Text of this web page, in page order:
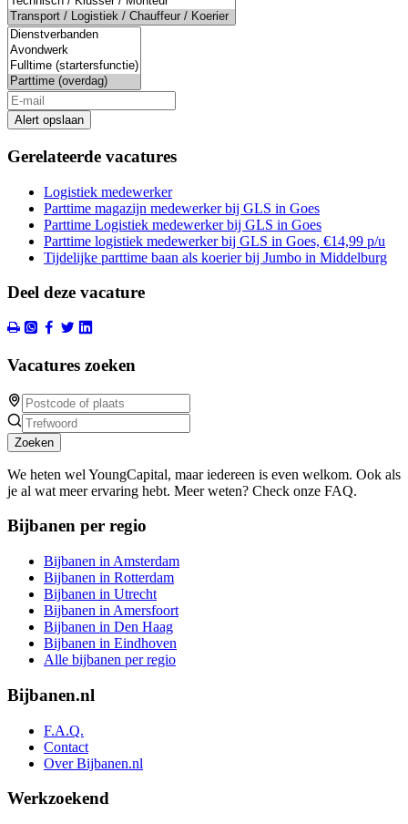
Alert opslaan
Gerelateerde vacatures
Logistiek medewerker
Parttime magazijn medewerker bij GLS in Goes
Parttime Logistiek medewerker bij GLS in Goes
Parttime logistiek medewerker bij GLS in Goes, €14,99 p/u
Tijdelijke parttime baan als koerier bij Jumbo in Middelburg
Deel deze vacature
Vacatures zoeken
Zoeken
We heten wel YoungCapital, maar iedereen is even welkom. Ook als
je al wat meer ervaring hebt. Meer weten? Check onze FAQ.
Bijbanen per regio
Bijbanen in Amsterdam
Bijbanen in Rotterdam
Bijbanen in Utrecht
Bijbanen in Amersfoort
Bijbanen in Den Haag
Bijbanen in Eindhoven
Alle bijbanen per regio
Bijbanen.nl
F.A.Q.
Contact
Over Bijbanen.nl
Werkzoekend